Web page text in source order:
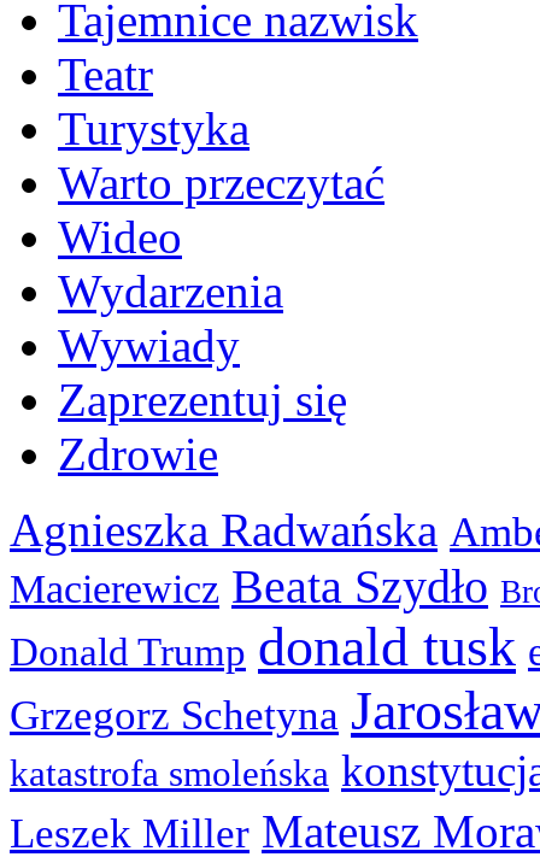
Tajemnice nazwisk
Teatr
Turystyka
Warto przeczytać
Wideo
Wydarzenia
Wywiady
Zaprezentuj się
Zdrowie
Agnieszka Radwańska
Macierewicz Beata Szydło
Donald Trump donald tusk
Grzegorz Schetyna
katastrofa smoleńska
Leszek Miller Mateusz